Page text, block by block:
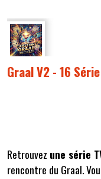
Graal V2 - 16
Retrouvez une série
rencontre du Graal.